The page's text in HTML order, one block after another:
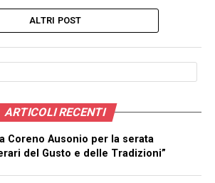
ALTRI POST
ARTICOLI RECENTI
Coreno Ausonio per la serata
del Gusto e delle Tradizioni”